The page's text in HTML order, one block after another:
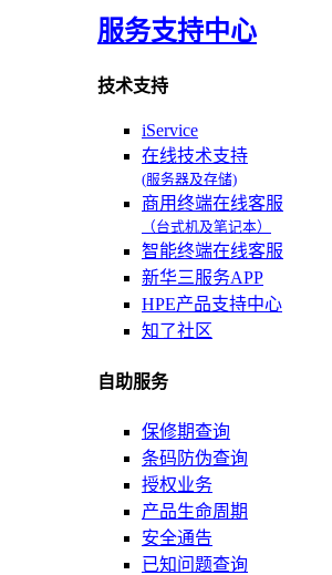
服务支持中心
技术支持
iService
在线技术支持
(服务器及存储)
商用终端在线客服
（台式机及笔记本）
智能终端在线客服
新华三服务APP
HPE产品支持中心
知了社区
自助服务
保修期查询
条码防伪查询
授权业务
产品生命周期
安全通告
已知问题查询